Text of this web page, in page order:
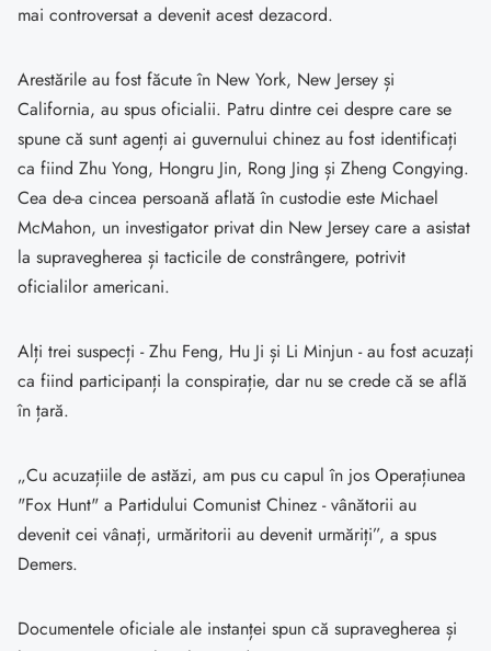
mai controversat a devenit acest dezacord.
Arestările au fost făcute în New York, New Jersey și
California, au spus oficialii. Patru dintre cei despre care se
spune că sunt agenți ai guvernului chinez au fost identificați
ca fiind Zhu Yong, Hongru Jin, Rong Jing și Zheng Congying.
Cea de-a cincea persoană aflată în custodie este Michael
McMahon, un investigator privat din New Jersey care a asistat
la supravegherea și tacticile de constrângere, potrivit
oficialilor americani.
Alți trei suspecți - Zhu Feng, Hu Ji și Li Minjun - au fost acuzați
ca fiind participanți la conspirație, dar nu se crede că se află
în țară.
„Cu acuzațiile de astăzi, am pus cu capul în jos Operațiunea
"Fox Hunt" a Partidului Comunist Chinez - vânătorii au
devenit cei vânați, urmăritorii au devenit urmăriți”, a spus
Demers.
Documentele oficiale ale instanței spun că supravegherea și